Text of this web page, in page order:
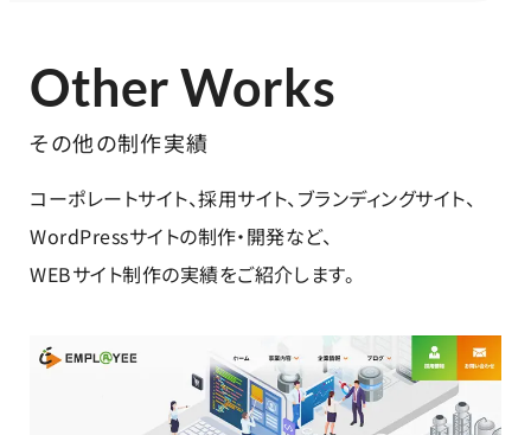
Other Works
その他の制作実績
コーポレートサイト、採用サイト、ブランディングサイト、
WordPressサイトの制作・開発など、
WEBサイト制作の実績をご紹介します。